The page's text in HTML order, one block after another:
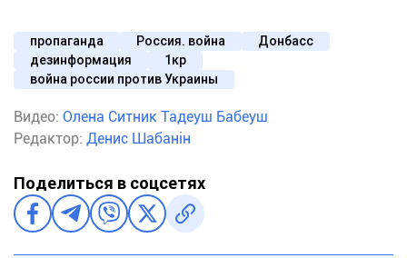
пропаганда Россия. война
Донбасс
дезинформация
1кр
война россии против Украины
Видео: Олена Ситник Тадеуш Бабеуш
Редактор: Денис Шабанін
Поделиться в соцсетях